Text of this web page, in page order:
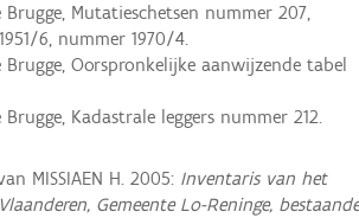
Mutatieschetsen nummer 207,
6, nummer 1970/4.
Oorspronkelijke aanwijzende tabel
Kadastrale leggers nummer 212.
MISSIAEN H. 2005: Inventaris van het
Gemeente Lo-Reninge,